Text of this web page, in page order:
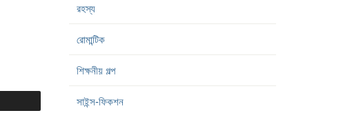
রহস্য
রোমান্টিক
শিক্ষনীয় গল্প
সাইন্স-ফিকশন